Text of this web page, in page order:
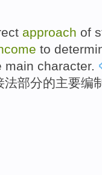
approach of
to
main character.
法部分的主要编